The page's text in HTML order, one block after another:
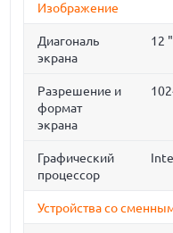
Изображение
Диагональ
экрана
12 "
Разрешение и
формат
экрана
Графический
процессор
Устройства со